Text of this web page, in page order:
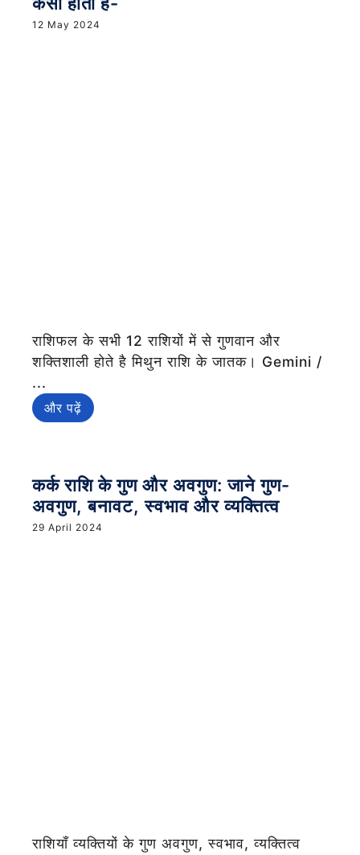
12 May 2024
राशिफल के सभी 12 राशियों में से गुणवान और
शक्तिशाली होते है मिथुन राशि के जातक। Gemini /
...
और पढ़ें
कर्क राशि के गुण और अवगुण: जाने गुण-
अवगुण, बनावट, स्वभाव और व्यक्तित्व
29 April 2024
राशियाँ व्यक्तियों के गुण अवगुण, स्वभाव, व्यक्तित्व